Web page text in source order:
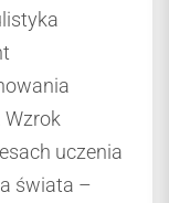
Wzrok
uczenia
świata –